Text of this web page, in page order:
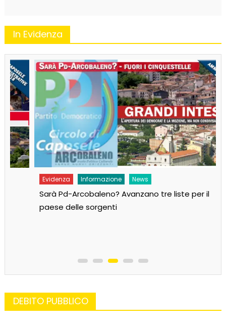
In Evidenza
Evidenza Informazione News
Sarà Pd-Arcobaleno? Avanzano tre liste per il
paese delle sorgenti
DEBITO PUBBLICO